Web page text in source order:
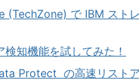
(TechZone) で IBM スト
知機能を試してみた！
Protect の高速リスト